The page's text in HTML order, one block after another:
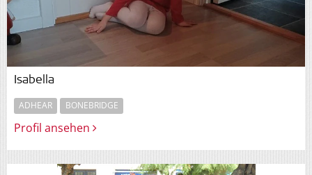
Isabella
ADHEAR BONEBRIDGE
Profil ansehen